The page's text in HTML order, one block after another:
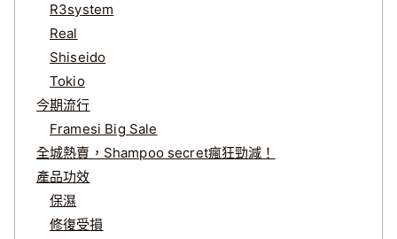
R3system
Real
Shiseido
Tokio
今期流行
Framesi Big Sale
全城熱賣，Shampoo secret瘋狂勁減！
產品功效
保濕
修復受損